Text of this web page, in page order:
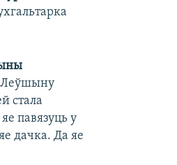
Леўшыну
стала
павязуць у
дачка. Да яе